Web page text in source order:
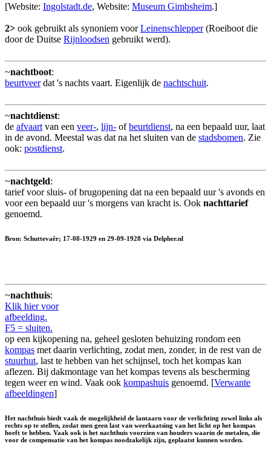
[Website: Ingolstadt.de, Website: Museum Gimbsheim.]
2> ook gebruikt als synoniem voorLeinenschlepper(Roeiboot die
door de Duitse Rijnloodsen gebruikt werd).
~nachtboot:
beurtveerdat 's nachts vaart. Eigenlijk de nachtschuit.
~nachtdienst:
de afvaart van een veer-, lijn- ofbeurtdienst, na een bepaald uur, laat
in de avond. Meestal was dat na het sluiten van de stadsbomen. Zie
ook: postdienst.
~nachtgeld:
tarief voor sluis- of brugopening dat na een bepaald uur 's avonds en
voor een bepaald uur 's morgens van kracht is. Ook nachttarief
genoemd.
Bron: Schuttevaêr; 17-08-1929 en 29-09-1928 via Delpher.nl
~nachthuis:
Klik hier voor
afbeelding.
F5 = sluiten.
op een kijkopening na, geheel gesloten behuizing rondom een
kompas met daarin verlichting, zodat men, zonder, in de rest van de
stuurhut, last te hebben van het schijnsel, toch het kompas kan
aflezen. Bij dakmontage van het kompas tevens als bescherming
tegen weer en wind. Vaak ook kompashuis genoemd. [Verwante
afbeeldingen]
Het nachthuis biedt vaak de mogelijkheid de lantaarn voor de verlichting zowel links als
rechts op te stellen, zodat men geen last van weerkaatsing van het licht op het kompas
hoeft te hebben. Vaak ook is het nachthuis voorzien van houders waarin de metalen, die
voor de compensatie van het kompas noodzakelijk zijn, geplaatst kunnen worden.